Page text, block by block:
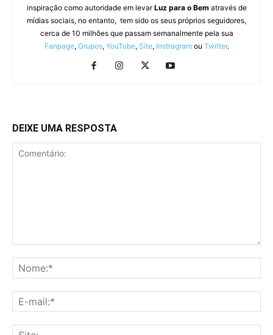
inspiração como autoridade em levarLuz para o Bematravés de
mídias sociais, no entanto, tem sido os seus próprios seguidores,
cerca de 10 milhões que passam semanalmente pela sua
Fanpage, Grupos, YouTube, Site, Instragramou Twitter.
DEIXE UMA RESPOSTA